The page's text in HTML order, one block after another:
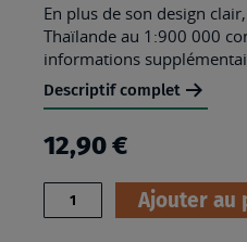
the
beginning
of
the
images
gallery
En plus de son design
Thaïlande au 1:900 000
informations
Descriptif complet
12,90 €
Quantité Ajouter au